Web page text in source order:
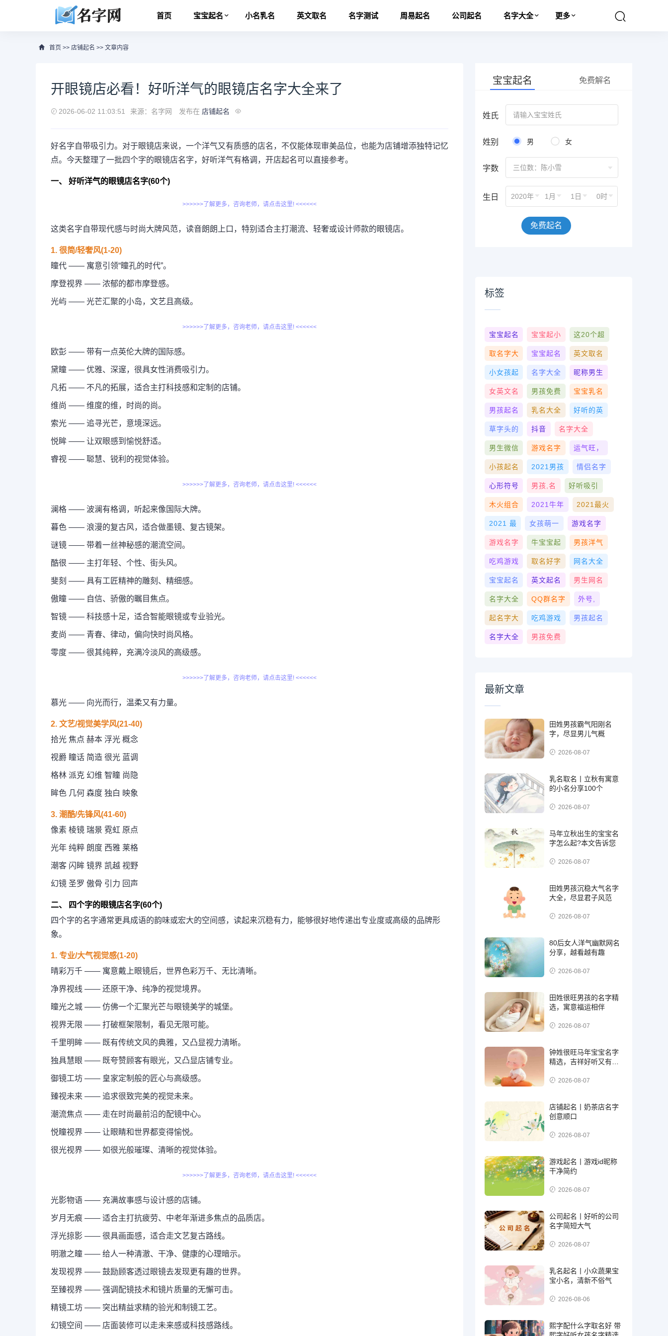
首页 宝宝起名 小名乳名 英文取名 名字测试 周易起名 公司起名 名字大全 更多
首页 >> 店铺起名 >> 文章内容
开眼镜店必看！好听洋气的眼镜店名字大全来了
2026-06-02 11:03:51 来源：名字网 发布在 店铺起名
好名字自带吸引力。对于眼镜店来说，一个洋气又有质感的店名，不仅能体现审美品位，也能为店铺增添独特记忆
点。今天整理了一批四个字的眼镜店名字，好听洋气有格调，开店起名可以直接参考。
一、 好听洋气的眼镜店名字(60个)
>>>>>>了解更多，咨询老师，请点击这里! <<<<<<
这类名字自带现代感与时尚大牌风范，读音朗朗上口，特别适合主打潮流、轻奢或设计师款的眼镜店。
1. 很简/轻奢风(1-20)
瞳代 —— 寓意引领“瞳孔的时代”。
摩登视界 —— 浓郁的都市摩登感。
光屿 —— 光芒汇聚的小岛，文艺且高级。
>>>>>>了解更多，咨询老师，请点击这里! <<<<<<
欧彭 —— 带有一点英伦大牌的国际感。
黛瞳 —— 优雅、深邃，很具女性消费吸引力。
凡拓 —— 不凡的拓展，适合主打科技感和定制的店铺。
维尚 —— 维度的维，时尚的尚。
索光 —— 追寻光芒，意境深远。
悦眸 —— 让双眼感到愉悦舒适。
睿视 —— 聪慧、锐利的视觉体验。
>>>>>>了解更多，咨询老师，请点击这里! <<<<<<
澜格 —— 波澜有格调，听起来像国际大牌。
暮色 —— 浪漫的复古风，适合做墨镜、复古镜架。
谜镜 —— 带着一丝神秘感的潮流空间。
酷很 —— 主打年轻、个性、街头风。
斐刻 —— 具有工匠精神的雕刻、精细感。
傲瞳 —— 自信、骄傲的瞩目焦点。
智镜 —— 科技感十足，适合智能眼镜或专业验光。
麦尚 —— 青春、律动，偏向快时尚风格。
零度 —— 很其纯粹，充满冷淡风的高级感。
>>>>>>了解更多，咨询老师，请点击这里! <<<<<<
慕光 —— 向光而行，温柔又有力量。
2. 文艺/视觉美学风(21-40)
拾光 焦点 赫本 浮光 概念
视爵 瞳话 简造 很光 蓝调
格林 派克 幻维 智瞳 尚隐
眸色 几何 森度 独白 映象
3. 潮酷/先锋风(41-60)
像素 棱镜 瑞景 霓虹 原点
光年 纯粹 朗度 西雅 莱格
潮客 闪眸 镜界 凯越 视野
幻镜 圣罗 傲骨 引力 回声
二、 四个字的眼镜店名字(60个)
四个字的名字通常更具成语的韵味或宏大的空间感，读起来沉稳有力，能够很好地传递出专业度或高级的品牌形
象。
1. 专业/大气视觉感(1-20)
晴彩万千 —— 寓意戴上眼镜后，世界色彩万千、无比清晰。
净界视线 —— 还原干净、纯净的视觉境界。
瞳光之城 —— 仿佛一个汇聚光芒与眼镜美学的城堡。
视界无限 —— 打破框架限制，看见无限可能。
千里明眸 —— 既有传统文风的典雅，又凸显视力清晰。
独具慧眼 —— 既夸赞顾客有眼光，又凸显店铺专业。
御镜工坊 —— 皇家定制般的匠心与高级感。
臻视未来 —— 追求很致完美的视觉未来。
潮流焦点 —— 走在时尚最前沿的配镜中心。
悦瞳视界 —— 让眼睛和世界都变得愉悦。
很光视界 —— 如很光般璀璨、清晰的视觉体验。
>>>>>>了解更多，咨询老师，请点击这里! <<<<<<
光影物语 —— 充满故事感与设计感的店铺。
岁月无痕 —— 适合主打抗疲劳、中老年渐进多焦点的品质店。
浮光掠影 —— 很具画面感，适合走文艺复古路线。
明澈之瞳 —— 给人一种清澈、干净、健康的心理暗示。
发现视界 —— 鼓励顾客透过眼镜去发现更有趣的世界。
至臻视界 —— 强调配镜技术和镜片质量的无懈可击。
精镜工坊 —— 突出精益求精的验光和制镜工艺。
幻镜空间 —— 店面装修可以走未来感或科技感路线。
宝宝起名 免费解名
姓氏
姓别 男 女
字数 三位数：陈小雪
生日 2020年 1月 1日 0时
免费起名
标签
宝宝起名 宝宝起小 这20个超
取名字大 宝宝起名 英文取名
小女孩起 名字大全 昵称男生
女英文名 男孩免费 宝宝乳名
男孩起名 乳名大全 好听的英
草字头的 抖音 名字大全
男生微信 游戏名字 运气旺，
小孩起名 2021男孩 情侣名字
心形符号 男孩,名 好听吸引
木火组合 2021牛年 2021最火
2021 最 女孩萌一 游戏名字
游戏名字 牛宝宝起 男孩洋气
吃鸡游戏 取名好字 网名大全
宝宝起名 英文起名 男生网名
名字大全 QQ群名字 外号,
起名字大 吃鸡游戏 男孩起名
名字大全 男孩免费
最新文章
田姓男孩霸气阳刚名
字，尽显男儿气概
2026-08-07
乳名取名丨立秋有寓意
的小名分享100个
2026-08-07
马年立秋出生的宝宝名
字怎么起?本文告诉您
2026-08-07
田姓男孩沉稳大气名字
大全，尽显君子风范
2026-08-07
80后女人洋气幽默网名
分享，越看越有趣
2026-08-07
田姓很旺男孩的名字精
选，寓意福运相伴
2026-08-07
钟姓很旺马年宝宝名字
精选，吉祥好听又有福
2026-08-07
店铺起名丨奶茶店名字
创意顺口
2026-08-07
游戏起名丨游戏id昵称
干净简约
2026-08-07
公司起名丨好听的公司
名字简短大气
2026-08-07
乳名起名丨小众蔬果宝
宝小名，清新不俗气
2026-08-06
熙字配什么字取名好 带